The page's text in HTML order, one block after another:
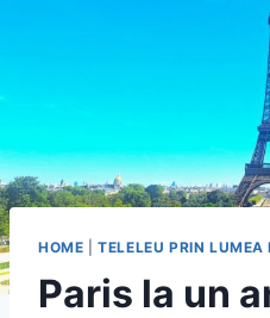
HOME |TELELEU PRIN LUMEA
Paris la un